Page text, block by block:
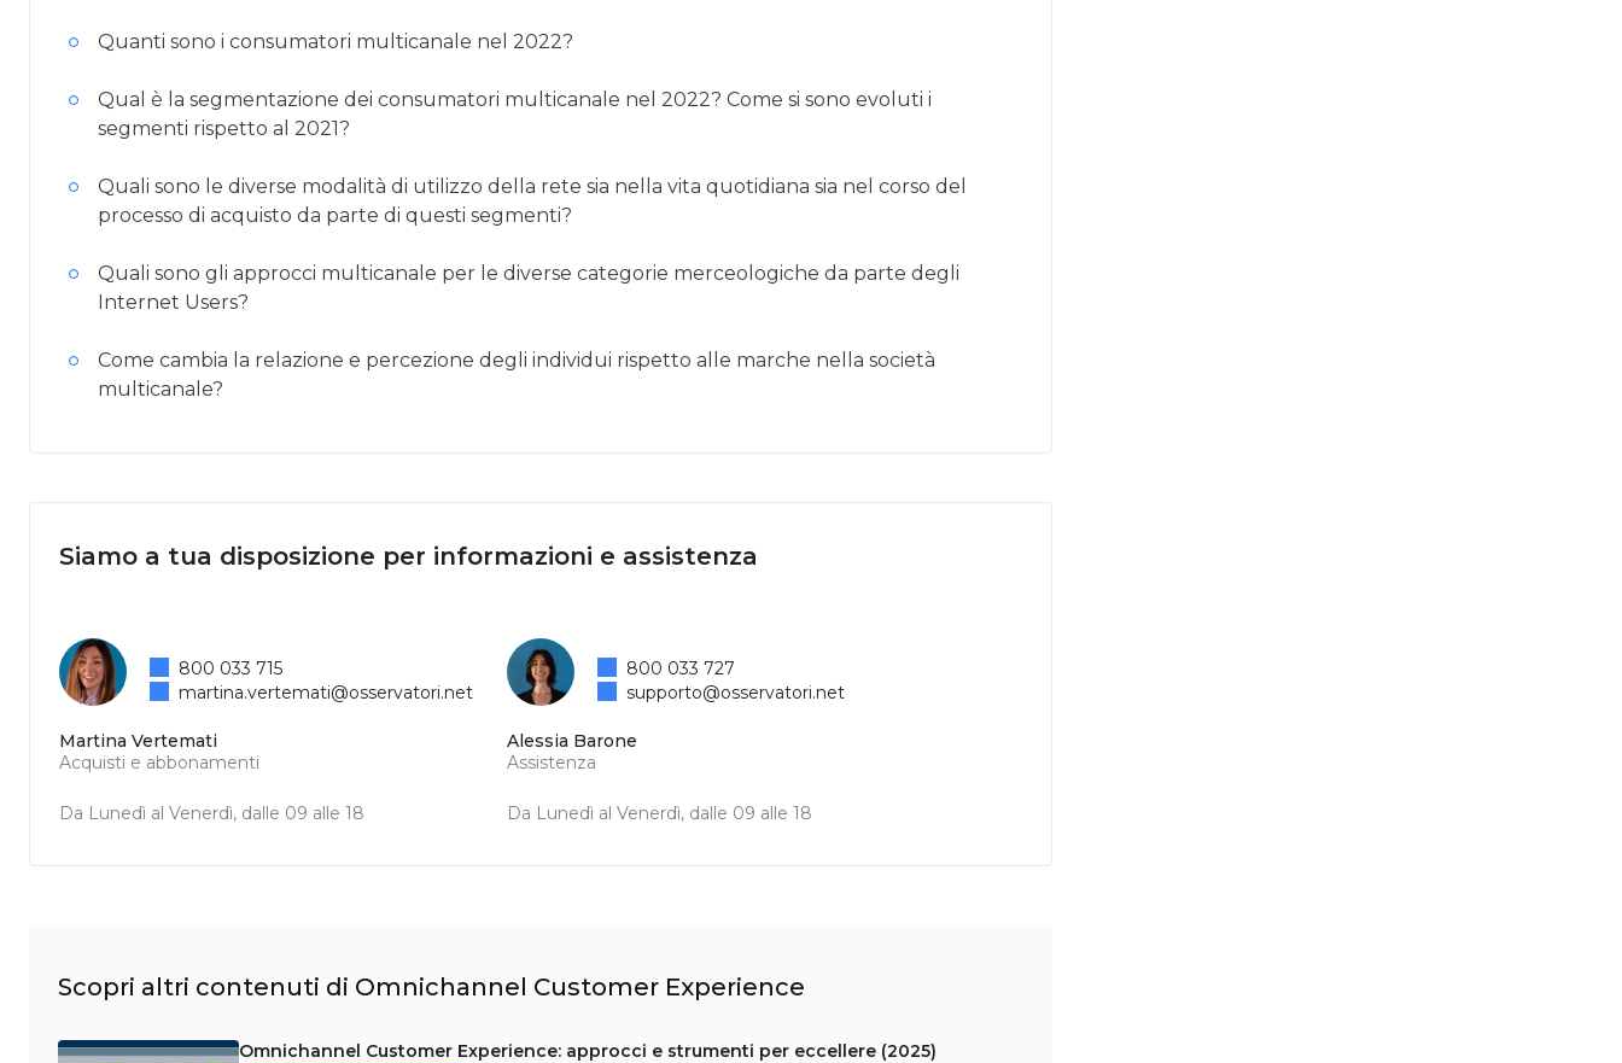
Quanti sono i consumatori multicanale nel 2022?
Qual è la segmentazione dei consumatori multicanale nel 2022? Come si sono evoluti i
segmenti rispetto al 2021?
Quali sono le diverse modalità di utilizzo della rete sia nella vita quotidiana sia nel corso del
processo di acquisto da parte di questi segmenti?
Quali sono gli approcci multicanale per le diverse categorie merceologiche da parte degli
Internet Users?
Come cambia la relazione e percezione degli individui rispetto alle marche nella società
multicanale?
Siamo a tua disposizione per informazioni e assistenza
Martina Vertemati
Acquisti e abbonamenti
Da Lunedì al Venerdì, dalle 09 alle 18
800 033 715
martina.vertemati@osservatori.net
Alessia Barone
Assistenza
Da Lunedì al Venerdì, dalle 09 alle 18
800 033 727
supporto@osservatori.net
Scopri altri contenuti di Omnichannel Customer Experience
Omnichannel Customer Experience: approcci e strumenti per eccellere (2025)